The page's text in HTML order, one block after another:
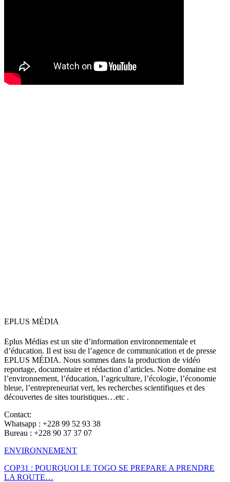
EPLUS MÉDIA
Eplus Médias est un site d’information environnementale et
d’éducation. Il est issu de l’agence de communication et de presse
EPLUS MÉDIA. Nous sommes dans la production de vidéo
reportage, documentaire et rédaction d’articles. Notre domaine est
l’environnement, l’éducation, l’agriculture, l’écologie, l’économie
bleue, l’entrepreneuriat vert, les recherches scientifiques et des
découvertes de sites touristiques…etc .
Contact:
Whatsapp : +228 99 52 93 38
Bureau : +228 90 37 37 07
ENVIRONNEMENT
COP31 : POURQUOI LE TOGO SE PREPARE A PRENDRE
LA ROUTE…